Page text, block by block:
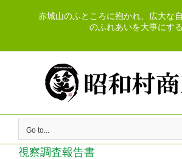
赤城山のふところに抱かれ、広大な
のふれあいを大事にする
Go to...
視察調査報告書